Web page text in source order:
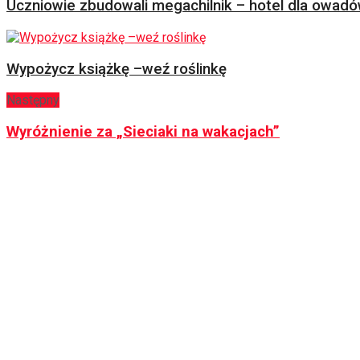
Uczniowie zbudowali megachilnik – hotel dla
Wypożycz książkę –weź roślinkę
Następny
Wyróżnienie za „Sieciaki na wakacjach”